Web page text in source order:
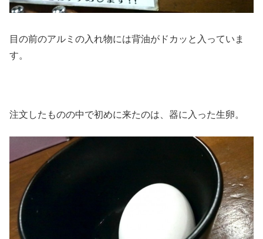
目の前のアルミの入れ物には背油がドカッと入っていま
す。
注文したものの中で初めに来たのは、器に入った生卵。